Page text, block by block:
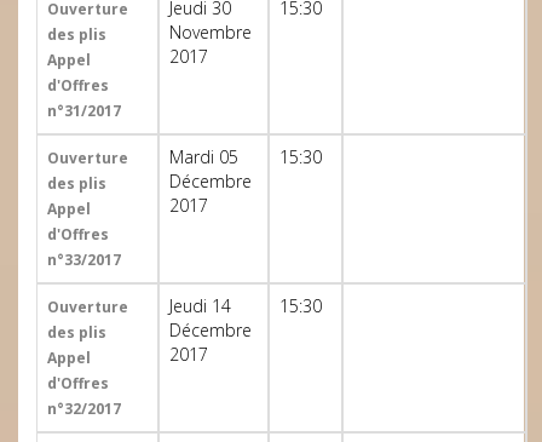
Ouverture
des plis
Appel
d'Offres
n°31/2017
Jeudi 30
Novembre
2017
15:30
Ouverture
des plis
Appel
d'Offres
n°33/2017
Mardi 05
Décembre
2017
15:30
Ouverture
des plis
Appel
d'Offres
n°32/2017
Jeudi 14
Décembre
2017
15:30